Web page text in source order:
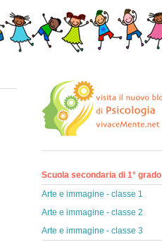
Scuola secondaria di 1° grado
Arte e immagine - classe 1
Arte e immagine - classe 2
Arte e immagine - classe 3